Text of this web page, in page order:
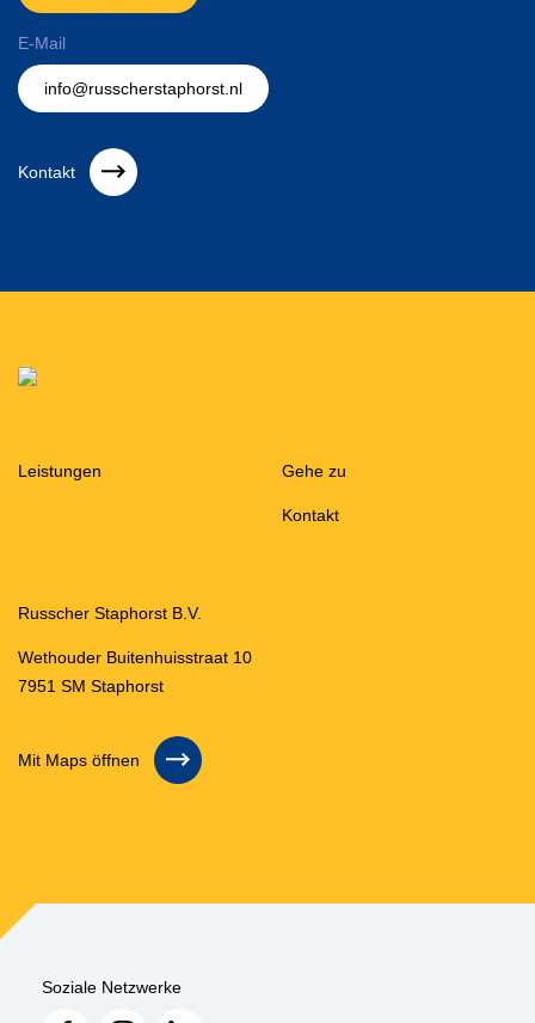
E-Mail
info@russcherstaphorst.nl
Kontakt
Leistungen Gehe zu
Kontakt
Russcher Staphorst B.V.
Wethouder Buitenhuisstraat 10
7951 SM Staphorst
Mit Maps öffnen
Soziale Netzwerke